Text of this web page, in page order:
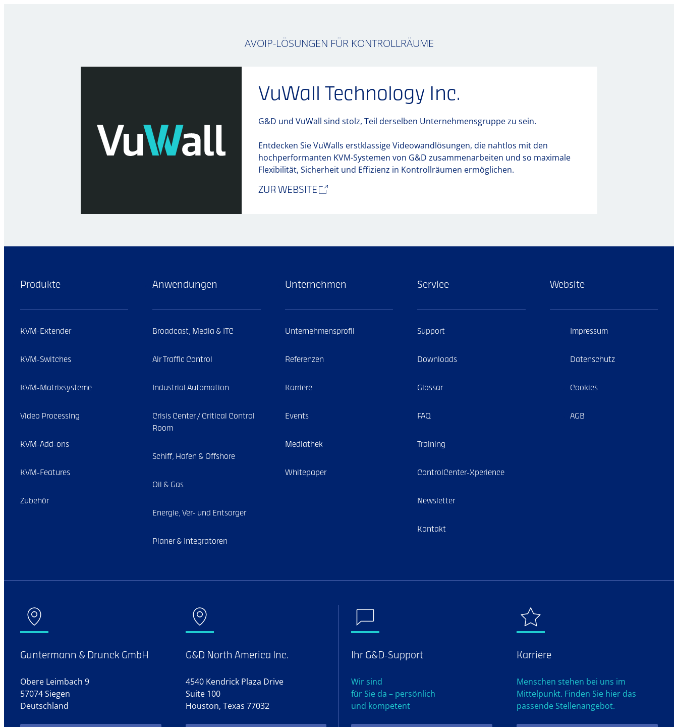
AVOIP-LÖSUNGEN FÜR KONTROLLRÄUME
VuWall Technology Inc.
G&D und VuWall sind stolz, Teil derselben Unternehmensgruppe zu sein.
Entdecken Sie VuWalls erstklassige Videowandlösungen, die nahtlos mit den
hochperformanten KVM-Systemen von G&D zusammenarbeiten und so maximale
Flexibilität, Sicherheit und Effizienz in Kontrollräumen ermöglichen.
ZUR WEBSITE
Produkte
KVM-Extender
KVM-Switches
KVM-Matrixsysteme
Video Processing
KVM-Add-ons
KVM-Features
Zubehör
Anwendungen
Broadcast, Media & ITC
Air Traffic Control
Industrial Automation
Crisis Center / Critical Control
Room
Schiff, Hafen & Offshore
Oil & Gas
Energie, Ver- und Entsorger
Planer & Integratoren
Unternehmen
Unternehmensprofil
Referenzen
Karriere
Events
Mediathek
Whitepaper
Service
Support
Downloads
Glossar
FAQ
Training
ControlCenter-Xperience
Newsletter
Kontakt
Website
Impressum
Datenschutz
Cookies
AGB
Guntermann & Drunck GmbH
Obere Leimbach 9
57074 Siegen
Deutschland
G&D North America Inc.
4540 Kendrick Plaza Drive
Suite 100
Houston, Texas 77032
Ihr G&D-Support
Wir sind
für Sie da – persönlich
und kompetent
Karriere
Menschen stehen bei uns im
Mittelpunkt. Finden Sie hier das
passende Stellenangebot.